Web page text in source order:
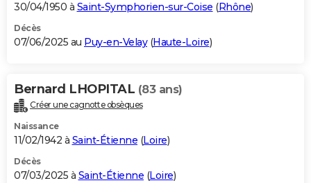
30/04/1950 à Saint-Symphorien-sur-Coise (Rhône)
Décès
07/06/2025 au Puy-en-Velay(Haute-Loire)
Bernard LHOPITAL (83 ans)
Créer une cagnotte obsèques
Naissance
11/02/1942 à Saint-Étienne (Loire)
Décès
07/03/2025 à Saint-Étienne (Loire)